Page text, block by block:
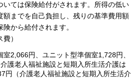
いては保険給付がされます。所得の低い
額までを自己負担し、残りの基準費用額
から給付されます。
）
室2,066円、ユニット型準個室1,728円、
護老人福祉施設と短期入所生活介護は
円（介護老人福祉施設と短期入所生活介